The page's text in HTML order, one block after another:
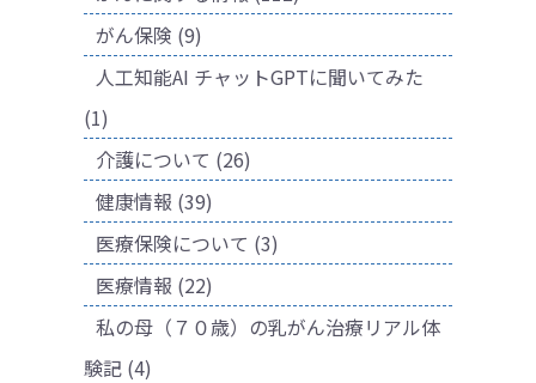
がん保険 (9)
人工知能AI チャットGPTに聞いてみた
(1)
介護について (26)
健康情報 (39)
医療保険について (3)
医療情報 (22)
私の母（７０歳）の乳がん治療リアル体
験記 (4)